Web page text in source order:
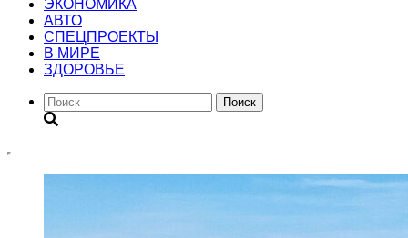
ЭКОНОМИКА
АВТО
СПЕЦПРОЕКТЫ
В МИРЕ
ЗДОРОВЬЕ
Поиск